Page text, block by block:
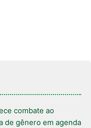
combate ao
de gênero em agenda